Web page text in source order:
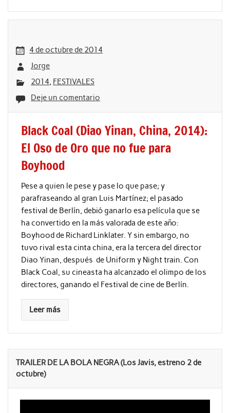
4 de octubre de 2014
Jorge
2014, FESTIVALES
Deje un comentario
Black Coal (Diao Yinan, China, 2014):
El Oso de Oro que no fue para
Boyhood
Pese a quien le pese y pase lo que pase; y
parafraseando al gran Luis Martínez; el pasado
festival de Berlín, debió ganarlo esa película que se
ha convertido en la más valorada de este año:
Boyhood de Richard Linklater. Y sin embargo, no
tuvo rival esta cinta china, era la tercera del director
Diao Yinan, después de Uniform y Night train. Con
Black Coal, su cineasta ha alcanzado el olimpo de los
directores, ganando el Festival de cine de Berlín.
Leer más
TRAILER DE LA BOLA NEGRA (Los Javis, estreno 2 de
octubre)